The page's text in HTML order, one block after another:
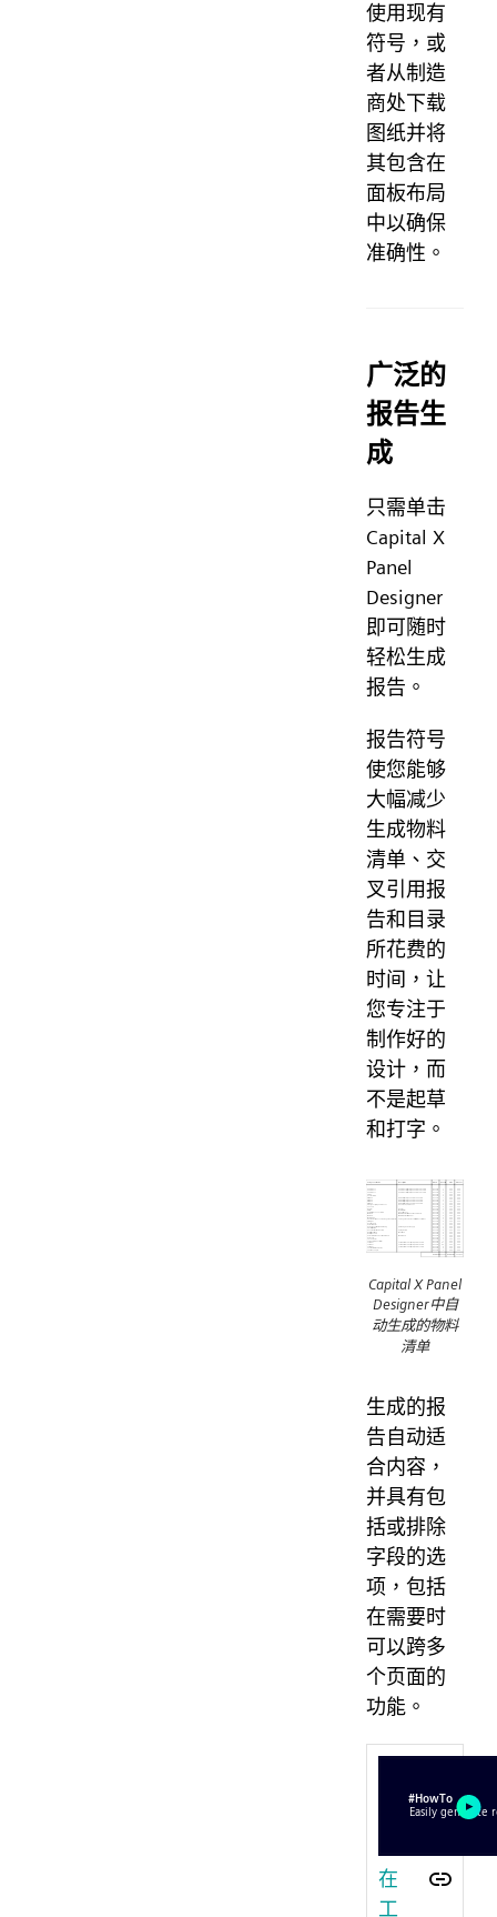
使用现有
符号，或
者从制造
商处下载
图纸并将
其包含在
面板布局
中以确保
准确性。
广泛的
报告生
成
只需单击
Capital X
Panel
Designer
即可随时
轻松生成
报告。
报告符号
使您能够
大幅减少
生成物料
清单、交
叉引用报
告和目录
所花费的
时间，让
您专注于
制作好的
设计，而
不是起草
和打字。
Capital X Panel
Designer中自
动生成的物料
清单
生成的报
告自动适
合内容，
并具有包
括或排除
字段的选
项，包括
在需要时
可以跨多
个页面的
功能。
在
工